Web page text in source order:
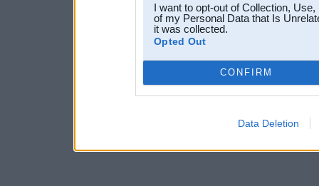
I want to opt-out of Collection,
of my Personal Data that Is
it was collected.
Opted Out
CONFIRM
Data Deletion